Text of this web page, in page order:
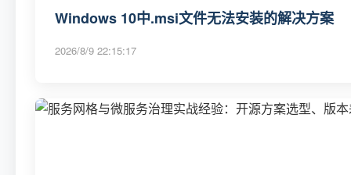
Windows 10中.msi文件无法安装的解决方案
2026/8/9 22:15:17